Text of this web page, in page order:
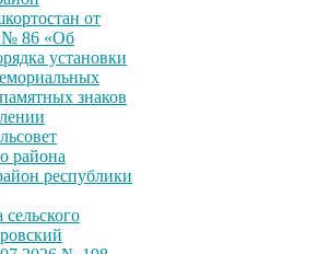
от
№ 86 «Об
установки
знаков
района
республики